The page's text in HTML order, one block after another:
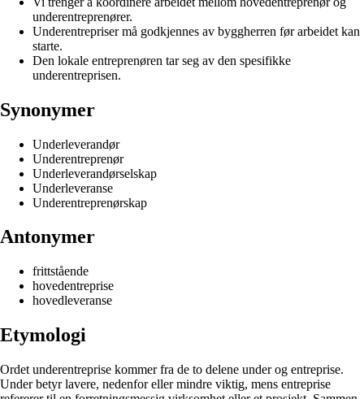
underentreprenører.
Underentrepriser må godkjennes av byggherren før arbeidet kan
starte.
Den lokale entreprenøren tar seg av den spesifikke
underentreprisen.
Synonymer
Underleverandør
Underentreprenør
Underleverandørselskap
Underleveranse
Underentreprenørskap
Antonymer
frittstående
hovedentreprise
hovedleveranse
Etymologi
Ordet underentreprise kommer fra de to delene under og entreprise.
Under betyr lavere, nedenfor eller mindre viktig, mens entreprise